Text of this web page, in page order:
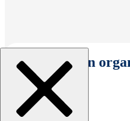
Selecteer een